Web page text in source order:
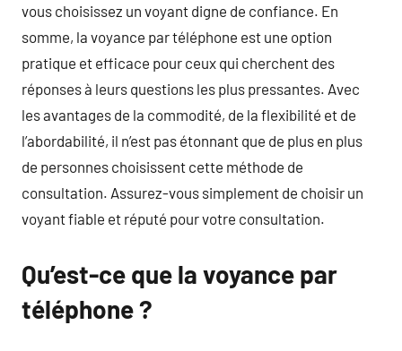
vous choisissez un voyant digne de confiance. En
somme, la voyance par téléphone est une option
pratique et efficace pour ceux qui cherchent des
réponses à leurs questions les plus pressantes. Avec
les avantages de la commodité, de la flexibilité et de
l’abordabilité, il n’est pas étonnant que de plus en plus
de personnes choisissent cette méthode de
consultation. Assurez-vous simplement de choisir un
voyant fiable et réputé pour votre consultation.
Qu’est-ce que la voyance par
téléphone ?